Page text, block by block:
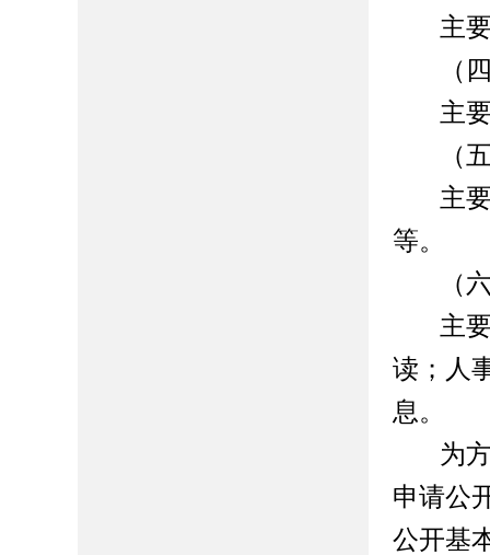
主
（
主
（
主
等。
（
主
读 ；人
息。
为
申请公
公开基